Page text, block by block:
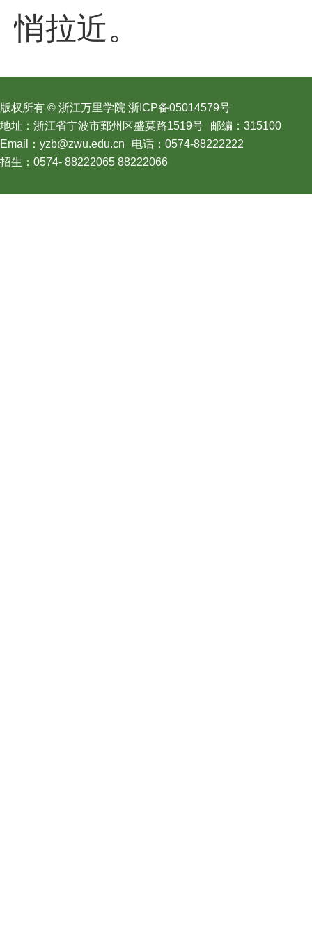
悄拉近。
版权所有 © 浙江万里学院 浙ICP备05014579号
地址：浙江省宁波市鄞州区盛莫路1519号
邮编：315100
Email：yzb@zwu.edu.cn
电话：0574-88222222
招生：0574- 88222065 88222066